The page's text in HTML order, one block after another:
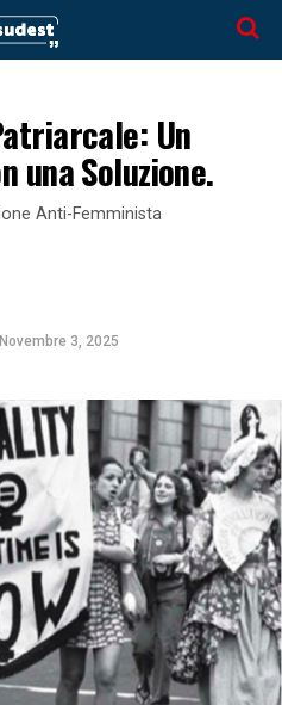
Un
una Soluzione.
Anti-Femminista
Novembre 3, 2025